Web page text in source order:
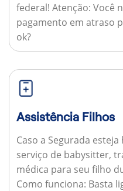
federal! Atenção: Você
pagamento em atraso
ok?
Assistência Filhos
Caso a Segurada
serviço de babysitter,
médica para seu filho
Como funciona: Basta